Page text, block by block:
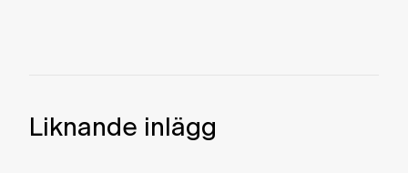
Liknande inlägg